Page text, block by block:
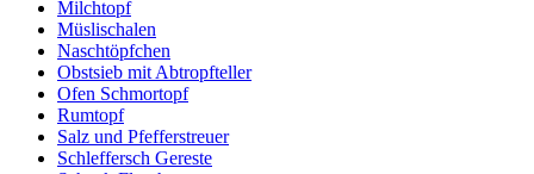
Milchtopf
Müslischalen
Naschtöpfchen
Obstsieb mit Abtropfteller
Ofen Schmortopf
Rumtopf
Salz und Pfefferstreuer
Schleffersch Gereste